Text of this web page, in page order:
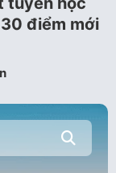
điểm mới